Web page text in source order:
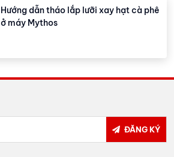
Hướng dẫn tháo lắp lưỡi xay hạt cà phê
ở máy Mythos
ĐĂNG KÝ